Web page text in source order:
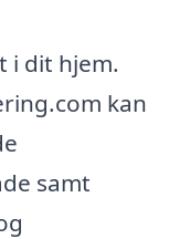
i dit hjem.
kan
samt